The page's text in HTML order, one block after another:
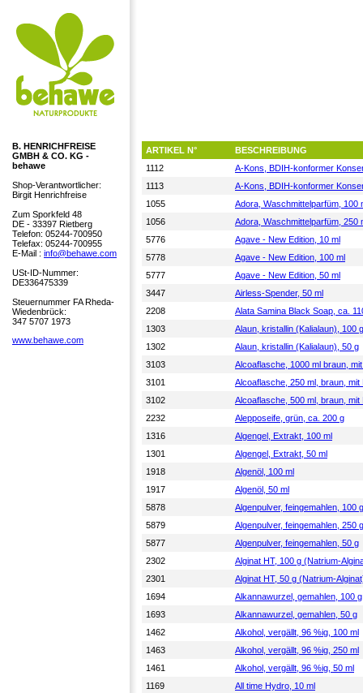
B. HENRICHFREISE
GMBH & CO. KG -
behawe
Shop-Verantwortlicher:
Birgit Henrichfreise
Zum Sporkfeld 48
DE - 33397 Rietberg
Telefon: 05244-700950
Telefax: 05244-700955
E-Mail : info@behawe.com
USt-ID-Nummer:
DE336475339
Steuernummer FA Rheda-
Wiedenbrück:
347 5707 1973
www.behawe.com
ARTIKEL N°
BESCHREIBUNG
1112
A-Kons, BDIH-konformer
1113
A-Kons, BDIH-konformer
1055
Adora, Waschmittelparfüm, 100
1056
Adora, Waschmittelparfüm, 250
5776
Agave - New Edition, 10 ml
5778
Agave - New Edition, 100 ml
5777
Agave - New Edition, 50 ml
3447
Airless-Spender, 50 ml
2208
Alata Samina Black Soap, ca.
1303
Alaun, kristallin (Kalialaun), 100 g
1302
Alaun, kristallin (Kalialaun), 50 g
3103
Alcoaflasche, 1000 ml braun,
3101
Alcoaflasche, 250 ml, braun, mit
3102
Alcoaflasche, 500 ml, braun, mit
2232
Alepposeife, grün, ca. 200 g
1316
Algengel, Extrakt, 100 ml
1301
Algengel, Extrakt, 50 ml
1918
Algenöl, 100 ml
1917
Algenöl, 50 ml
5878
Algenpulver, feingemahlen, 100 g
5879
Algenpulver, feingemahlen, 250 g
5877
Algenpulver, feingemahlen, 50 g
2302
Alginat HT, 100 g (Natrium-
2301
Alginat HT, 50 g (Natrium-
1694
Alkannawurzel, gemahlen, 100 g
1693
Alkannawurzel, gemahlen, 50 g
1462
Alkohol, vergällt, 96 %ig, 100 ml
1463
Alkohol, vergällt, 96 %ig, 250 ml
1461
Alkohol, vergällt, 96 %ig, 50 ml
1169
All time Hydro, 10 ml